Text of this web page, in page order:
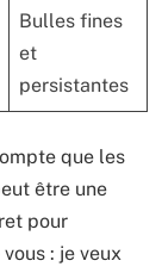
Bulles fines
et
persistantes
que les
être une
pour
: je veux